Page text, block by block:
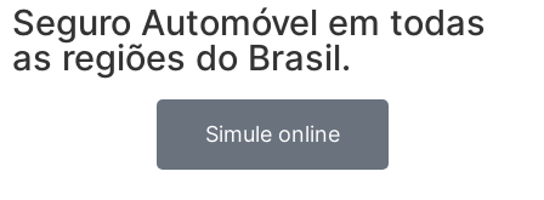
Seguro Automóvel em todas
as regiões do Brasil.
Simule online